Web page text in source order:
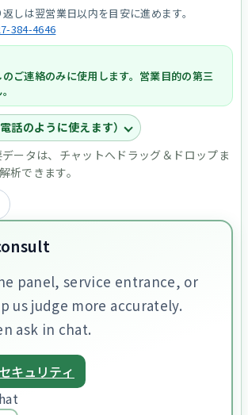
しは翌営業日以内を目安に進めます。
384-4646
ご連絡のみに使用します。営業目的の第三
話のように使えます）
ータは、チャットへドラッグ＆ドロップま
析できます。
panel, service entrance, or
us judge more accurately.
ask in chat.
キュリティ